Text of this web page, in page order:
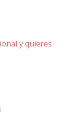
y quieres